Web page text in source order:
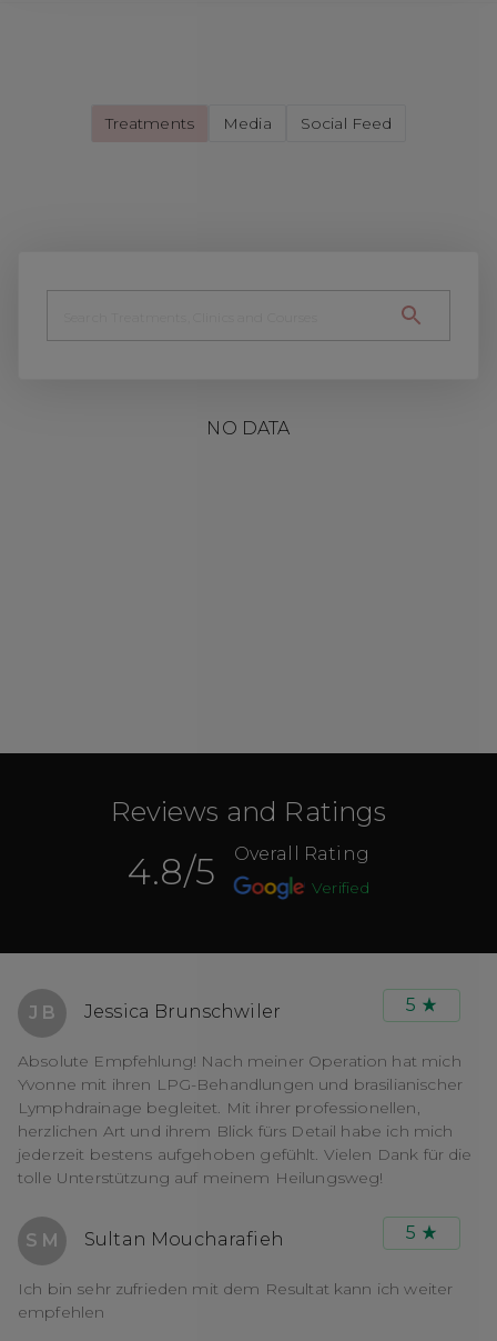
Treatments Media Social Feed
NO DATA
Reviews and Ratings
4.8/5 Overall Rating
Verified
J B Jessica Brunschwiler 5
Absolute Empfehlung! Nach meiner Operation hat mich
Yvonne mit ihren LPG-Behandlungen und brasilianischer
Lymphdrainage begleitet. Mit ihrer professionellen,
herzlichen Art und ihrem Blick fürs Detail habe ich mich
jederzeit bestens aufgehoben gefühlt. Vielen Dank für die
tolle Unterstützung auf meinem Heilungsweg!
S M Sultan Moucharafieh 5
Ich bin sehr zufrieden mit dem Resultat kann ich weiter
empfehlen